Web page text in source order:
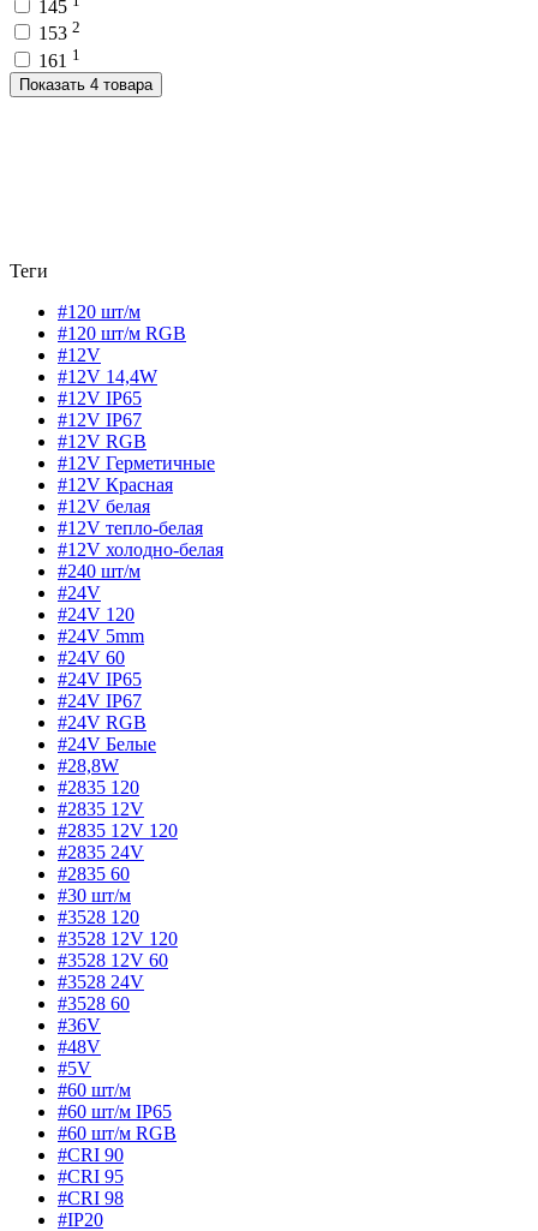
145
153 2
161 1
Показать 4 товара
Теги
#120 шт/м
#120 шт/м RGB
#12V
#12V 14,4W
#12V IP65
#12V IP67
#12V RGB
#12V Герметичные
#12V Красная
#12V белая
#12V тепло-белая
#12V холодно-белая
#240 шт/м
#24V
#24V 120
#24V 5mm
#24V 60
#24V IP65
#24V IP67
#24V RGB
#24V Белые
#28,8W
#2835 120
#2835 12V
#2835 12V 120
#2835 24V
#2835 60
#30 шт/м
#3528 120
#3528 12V 120
#3528 12V 60
#3528 24V
#3528 60
#36V
#48V
#5V
#60 шт/м
#60 шт/м IP65
#60 шт/м RGB
#CRI 90
#CRI 95
#CRI 98
#IP20